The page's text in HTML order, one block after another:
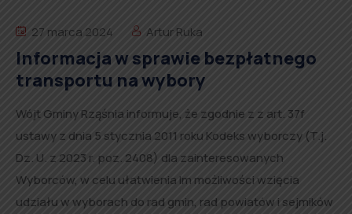
27 marca 2024 Artur Ruka
Informacja w sprawie bezpłatnego
transportu na wybory
Wójt Gminy Rząśnia informuje, że zgodnie z z art. 37f
ustawy z dnia 5 stycznia 2011 roku Kodeks wyborczy (T.j.
Dz. U. z 2023 r. poz. 2408) dla zainteresowanych
Wyborców, w celu ułatwienia Im możliwości wzięcia
udziału w wyborach do rad gmin, rad powiatów i sejmików